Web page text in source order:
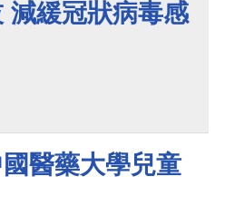
減緩冠狀病毒感
醫藥大學兒童